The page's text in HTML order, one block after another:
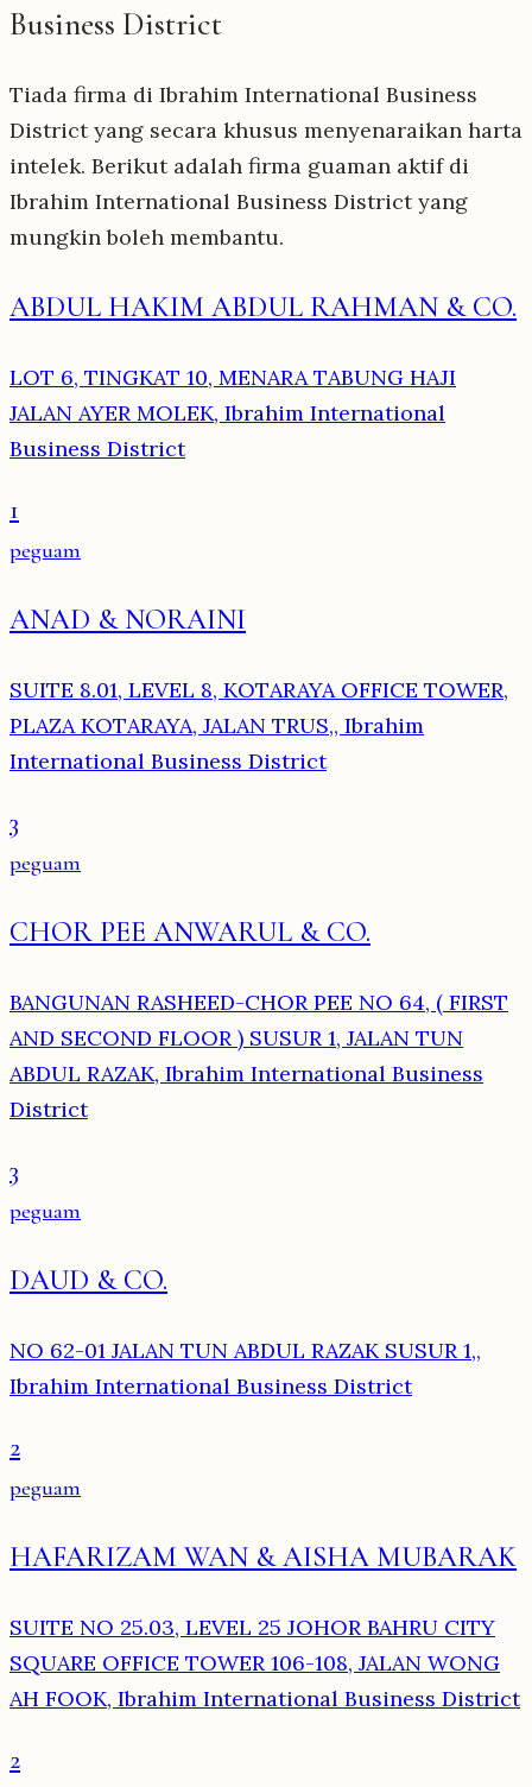
Business District
Tiada firma di Ibrahim International Business
District yang secara khusus menyenaraikan harta
intelek. Berikut adalah firma guaman aktif di
Ibrahim International Business District yang
mungkin boleh membantu.
ABDUL HAKIM ABDUL RAHMAN & CO.
LOT 6, TINGKAT 10, MENARA TABUNG HAJI
JALAN AYER MOLEK, Ibrahim International
Business District
1
peguam
ANAD & NORAINI
SUITE 8.01, LEVEL 8, KOTARAYA OFFICE TOWER,
PLAZA KOTARAYA, JALAN TRUS,, Ibrahim
International Business District
3
peguam
CHOR PEE ANWARUL & CO.
BANGUNAN RASHEED-CHOR PEE NO 64, ( FIRST
AND SECOND FLOOR ) SUSUR 1, JALAN TUN
ABDUL RAZAK, Ibrahim International Business
District
3
peguam
DAUD & CO.
NO 62-01 JALAN TUN ABDUL RAZAK SUSUR 1,,
Ibrahim International Business District
2
peguam
HAFARIZAM WAN & AISHA MUBARAK
SUITE NO 25.03, LEVEL 25 JOHOR BAHRU CITY
SQUARE OFFICE TOWER 106-108, JALAN WONG
AH FOOK, Ibrahim International Business District
2